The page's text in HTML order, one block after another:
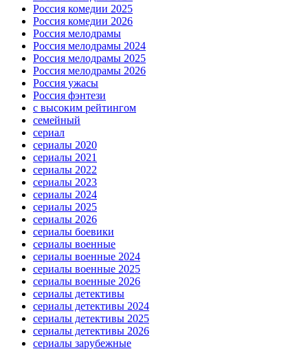
Россия комедии 2025
Россия комедии 2026
Россия мелодрамы
Россия мелодрамы 2024
Россия мелодрамы 2025
Россия мелодрамы 2026
Россия ужасы
Россия фэнтези
с высоким рейтингом
семейный
сериал
сериалы 2020
сериалы 2021
сериалы 2022
сериалы 2023
сериалы 2024
сериалы 2025
сериалы 2026
сериалы боевики
сериалы военные
сериалы военные 2024
сериалы военные 2025
сериалы военные 2026
сериалы детективы
сериалы детективы 2024
сериалы детективы 2025
сериалы детективы 2026
сериалы зарубежные